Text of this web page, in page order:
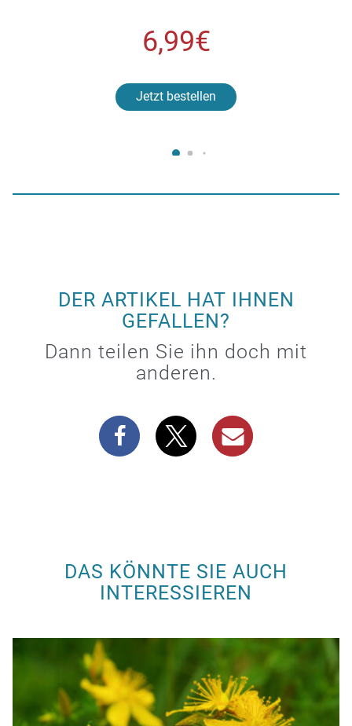
6,99€
Jetzt bestellen
DER ARTIKEL HAT IHNEN
GEFALLEN?
Dann teilen Sie ihn doch mit
anderen.
DAS KÖNNTE SIE AUCH
INTERESSIEREN